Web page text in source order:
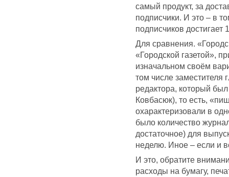
самый продукт, за
подписчики. И это – в
подписчиков достигает
Для сравнения.
«Городской газетой»,
изначальном своём
том числе заместителя
редактора, который
Ковбасюк), то есть,
охарактеризовали в
было количество
достаточное) для
неделю. Иное – если и
И это, обратите
расходы на бумагу,